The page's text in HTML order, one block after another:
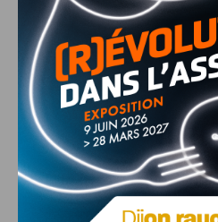
Arbitre :Monsieur Zolota
But : Jordan Marié (88’)
Avertissements : Boutouatou
(90+4) pour le FCSM, Lembezat